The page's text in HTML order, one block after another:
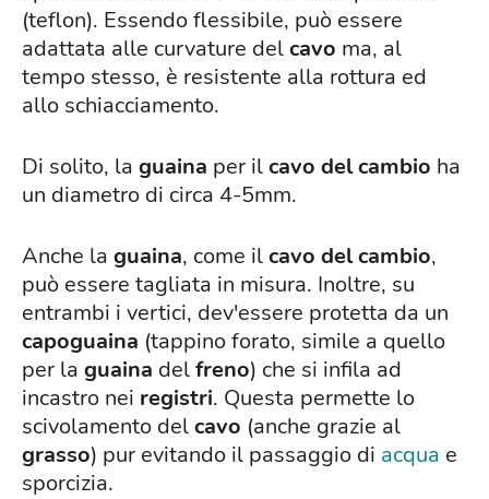
(teflon). Essendo flessibile, può essere
adattata alle curvature delcavo ma, al
tempo stesso, è resistente alla rottura ed
allo schiacciamento.
Di solito, la guaina per ilcavo del cambio ha
un diametro di circa 4-5mm.
Anche la guaina, come ilcavo del cambio,
può essere tagliata in misura. Inoltre, su
entrambi i vertici, dev'essere protetta da un
capoguaina (tappino forato, simile a quello
per la guaina delfreno) che si infila ad
incastro nei registri. Questa permette lo
scivolamento delcavo (anche grazie al
grasso) pur evitando il passaggio di acqua e
sporcizia.